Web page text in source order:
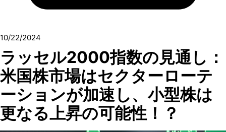
10/22/2024
ラッセル2000指数の見通し：
米国株市場はセクターローテ
ーション​が加速し、小型株は
更なる上昇の可能性！？